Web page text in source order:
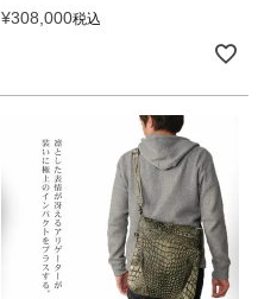
¥308,000税込